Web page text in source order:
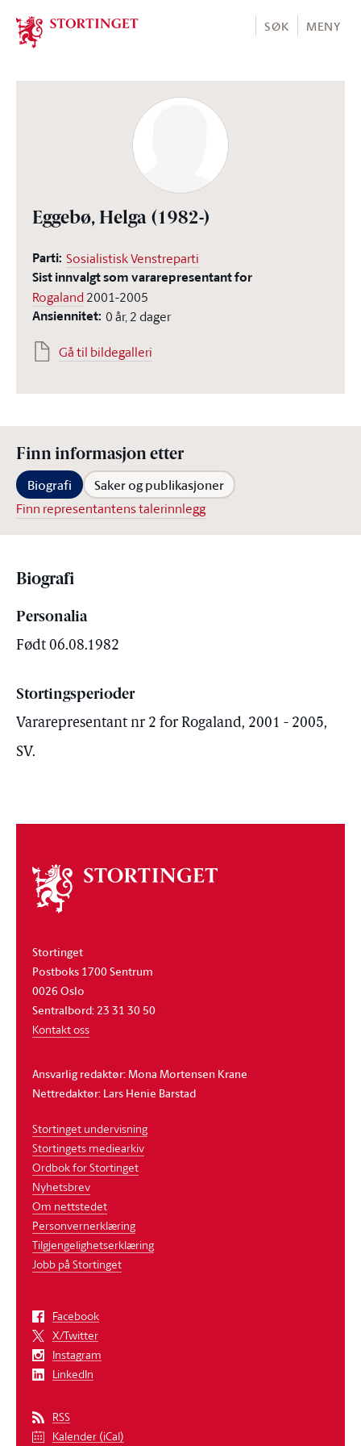
Stortinget.no
SØK MENY
Eggebø, Helga (1982-)
Parti: Sosialistisk Venstreparti
Sist innvalgt som vararepresentant for
Rogaland 2001-2005
Ansiennitet: 0 år, 2 dager
Gå til bildegalleri
Finn informasjon etter
Biografi Saker og publikasjoner
Finn representantens talerinnlegg
Biografi
Personalia
Født 06.08.1982
Stortingsperioder
Vararepresentant nr 2 for Rogaland, 2001 - 2005,
SV.
Om
stortinget
Stortinget
Postboks 1700 Sentrum
0026 Oslo
Sentralbord: 23 31 30 50
Kontakt oss
Ansvarlig redaktør: Mona Mortensen Krane
Nettredaktør: Lars Henie Barstad
Stortinget undervisning
Stortingets mediearkiv
Ordbok for Stortinget
Nyhetsbrev
Om nettstedet
Personvernerklæring
Tilgjengelighetserklæring
Jobb på Stortinget
Facebook
X/Twitter
Instagram
LinkedIn
RSS
Kalender (iCal)